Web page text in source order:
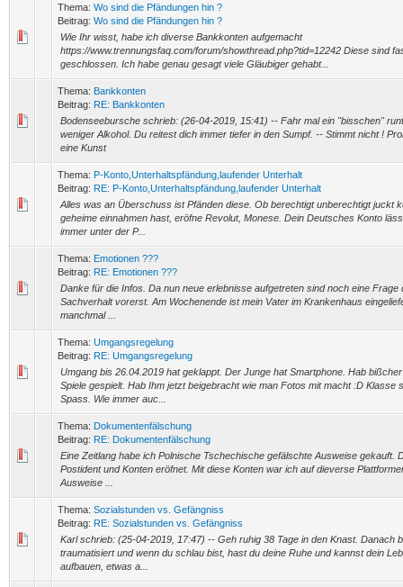
Thema: Wo sind die Pfändungen hin ?
Beitrag: Wo sind die Pfändungen hin ?
Wie Ihr wisst, habe ich diverse Bankkonten aufgemacht
https://www.trennungsfaq.com/forum/showthread.php?tid=12242 Diese sind
geschlossen. Ich habe genau gesagt viele Gläubiger gehabt...
Thema: Bankkonten
Beitrag: RE: Bankkonten
Bodenseebursche schrieb: (26-04-2019, 15:41) -- Fahr mal ein "bisschen"
weniger Alkohol. Du reitest dich immer tiefer in den Sumpf. -- Stimmt nicht !
eine Kunst
Thema: P-Konto,Unterhaltspfändung,laufender Unterhalt
Beitrag: RE: P-Konto,Unterhaltspfändung,laufender Unterhalt
Alles was an Überschuss ist Pfänden diese. Ob berechtigt unberechtigt juckt
geheime einnahmen hast, eröfne Revolut, Monese. Dein Deutsches Konto
immer unter der P...
Thema: Emotionen ???
Beitrag: RE: Emotionen ???
Danke für die Infos. Da nun neue erlebnisse aufgetreten sind noch eine Frage
Sachverhalt vorerst. Am Wochenende ist mein Vater im Krankenhaus
manchmal ...
Thema: Umgangsregelung
Beitrag: RE: Umgangsregelung
Umgang bis 26.04.2019 hat geklappt. Der Junge hat Smartphone. Hab
Spiele gespielt. Hab Ihm jetzt beigebracht wie man Fotos mit macht :D Klasse
Spass. Wie immer auc...
Thema: Dokumentenfälschung
Beitrag: RE: Dokumentenfälschung
Eine Zeitlang habe ich Polnische Tschechische gefälschte Ausweise gekauft.
Postident und Konten eröfnet. Mit diese Konten war ich auf dieverse
Ausweise ...
Thema: Sozialstunden vs. Gefängniss
Beitrag: RE: Sozialstunden vs. Gefängniss
Karl schrieb: (25-04-2019, 17:47) -- Geh ruhig 38 Tage in den Knast. Danach
traumatisiert und wenn du schlau bist, hast du deine Ruhe und kannst dein
aufbauen, etwas a...